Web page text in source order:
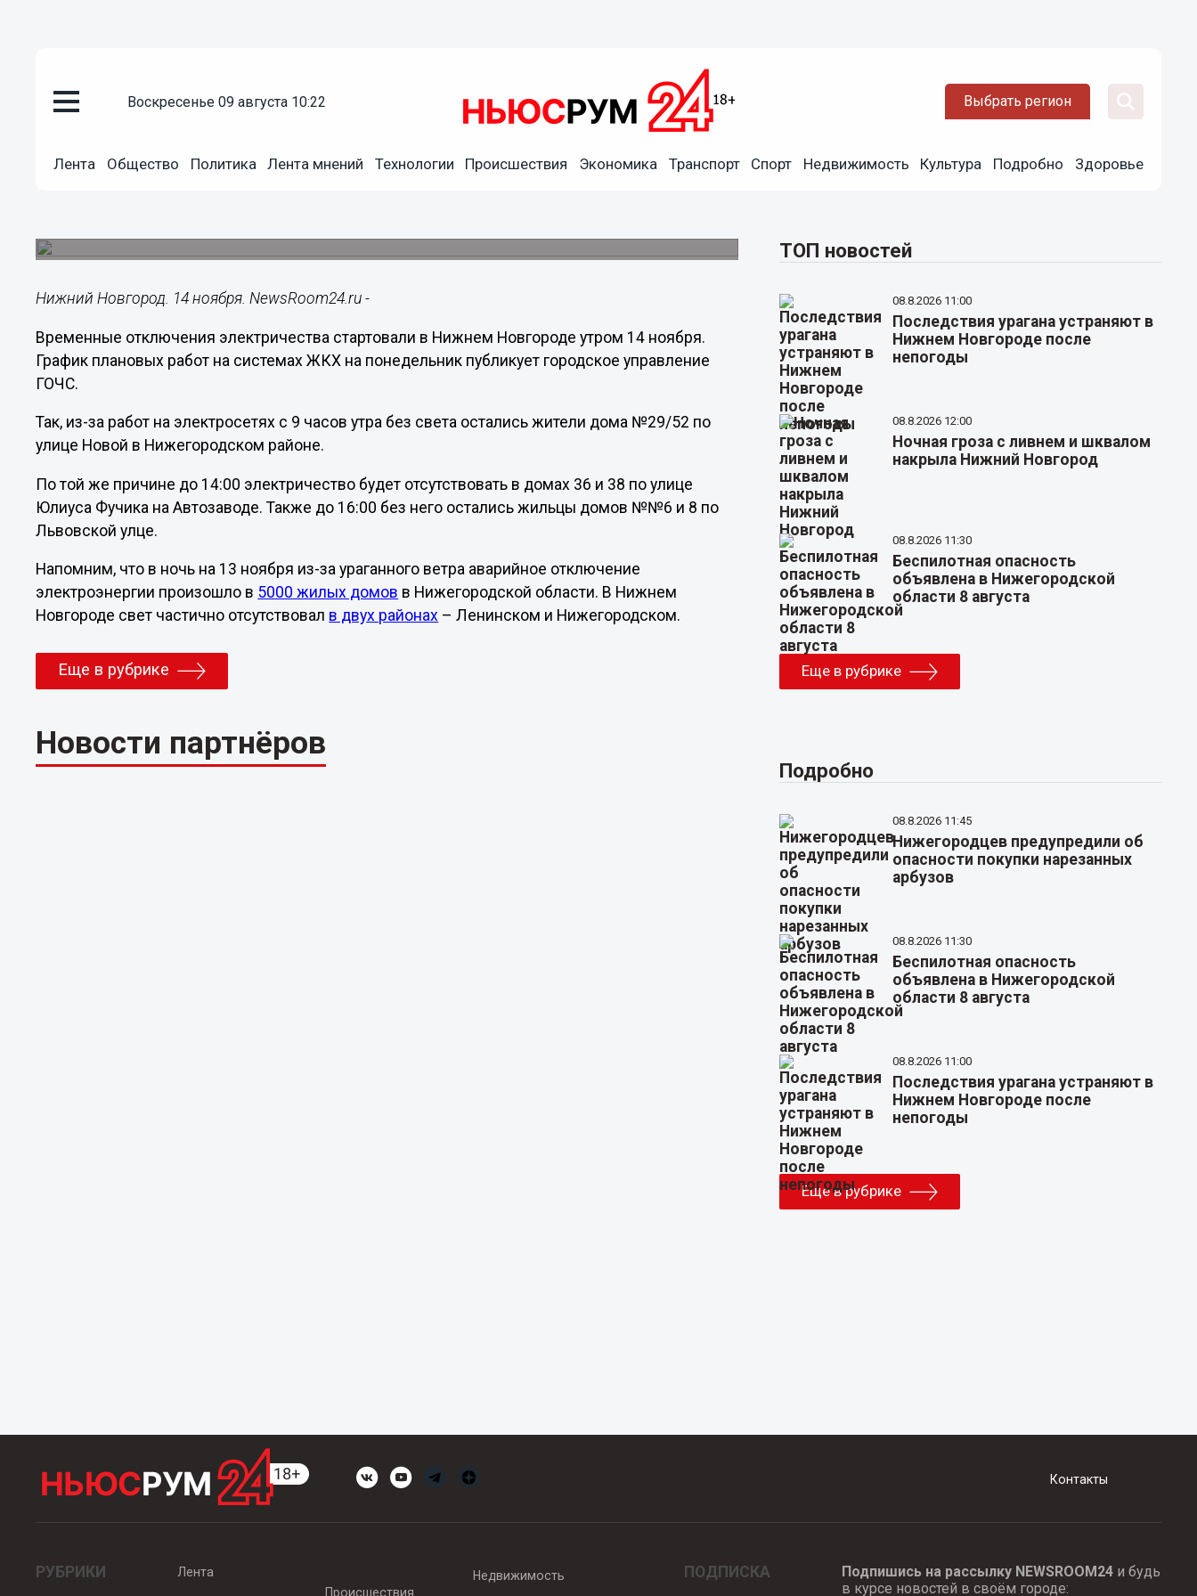
воскресенье 09 августа 10:22 Выбрать регион
Лента Общество Политика Лента мнений Технологии Происшествия Экономика Транспорт Спорт Недвижимость Культура Подробно Здоровье
Свет отключили частично в двух районах Нижнего
Нижний Новгород. 14 ноября. NewsRoom24.ru -
Временные отключения электричества стартовали в Нижнем Новгороде утром 14 ноября.
График плановых работ на системах ЖКХ на понедельник публикует городское управление
ГОЧС.
Так, из-за работ на электросетях с 9 часов утра без света остались жители дома №29/52 по
улице Новой в Нижегородском районе.
По той же причине до 14:00 электричество будет отсутствовать в домах 36 и 38 по улице
Юлиуса Фучика на Автозаводе. Также до 16:00 без него остались жильцы домов №№6 и 8 по
Львовской улце.
Напомним, что в ночь на 13 ноября из-за ураганного ветра аварийное отключение
электроэнергии произошло в 5000 жилых домов в Нижегородской области. В Нижнем
Новгороде свет частично отсутствовал в двух районах – Ленинском и Нижегородском.
Еще в рубрике
Новости партнёров
ТОП новостей
08.8.2026 11:00
Последствия урагана устраняют в
Нижнем Новгороде после
непогоды
08.8.2026 12:00
Ночная гроза с ливнем и шквалом
накрыла Нижний Новгород
08.8.2026 11:30
Беспилотная опасность
объявлена в Нижегородской
области 8 августа
Еще в рубрике
Подробно
08.8.2026 11:45
Нижегородцев предупредили об
опасности покупки нарезанных
арбузов
08.8.2026 11:30
Беспилотная опасность
объявлена в Нижегородской
области 8 августа
08.8.2026 11:00
Последствия урагана устраняют в
Нижнем Новгороде после
непогоды
Еще в рубрике
Контакты
РУБРИКИ
Лента
Происшествия
Недвижимость ПОДПИСКА Подпишись на рассылку NEWSROOM24и будь
в курсе новостей в своём городе: